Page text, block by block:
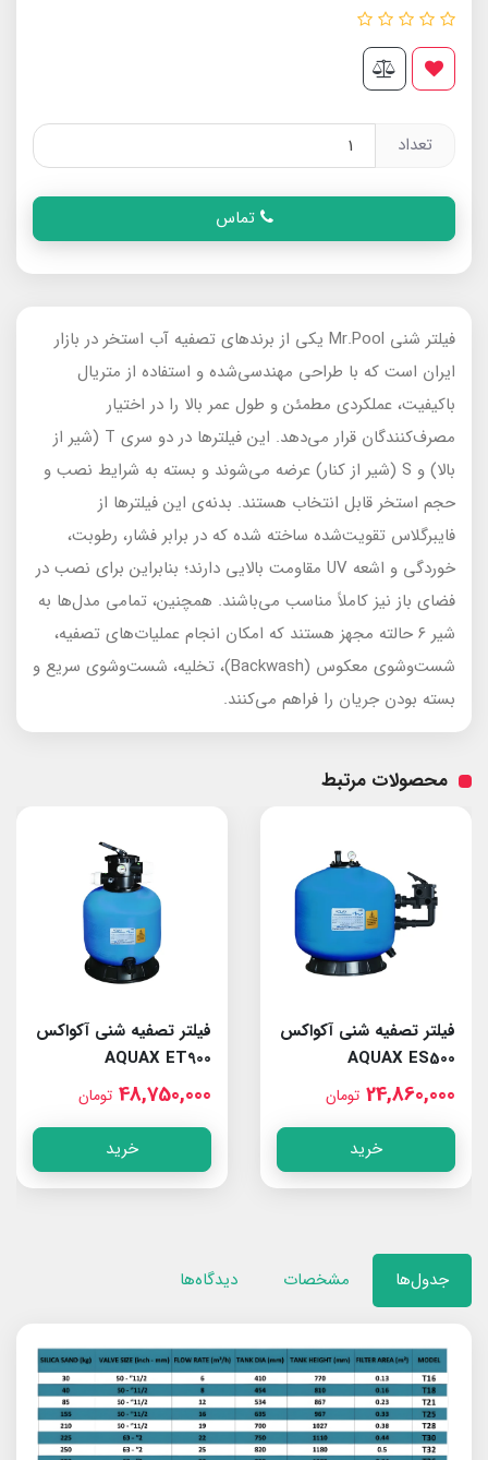
تعداد
تماس
فیلتر شنی Mr.Pool یکی از برندهای تصفیه آب استخر در بازار
ایران است که با طراحی مهندسی‌شده و استفاده از متریال
باکیفیت، عملکردی مطمئن و طول عمر بالا را در اختیار
مصرف‌کنندگان قرار می‌دهد. این فیلترها در دو سری T (شیر از
بالا) و S (شیر از کنار) عرضه می‌شوند و بسته به شرایط نصب و
حجم استخر قابل انتخاب هستند. بدنه‌ی این فیلترها از
فایبرگلاس تقویت‌شده ساخته شده که در برابر فشار، رطوبت،
خوردگی و اشعه UV مقاومت بالایی دارند؛ بنابراین برای نصب در
فضای باز نیز کاملاً مناسب می‌باشند. همچنین، تمامی مدل‌ها به
شیر ۶ حالته مجهز هستند که امکان انجام عملیات‌های تصفیه،
شست‌وشوی معکوس (Backwash)، تخلیه، شست‌وشوی سریع و
بسته بودن جریان را فراهم می‌کنند.
محصولات مرتبط
فیلتر تصفیه شنی آکواکس
AQUAX ES500
24,860,000 تومان
خرید
فیلتر تصفیه شنی آکواکس
AQUAX ET900
48,750,000 تومان
خرید
جدول‌ها مشخصات دیدگاه‌ها